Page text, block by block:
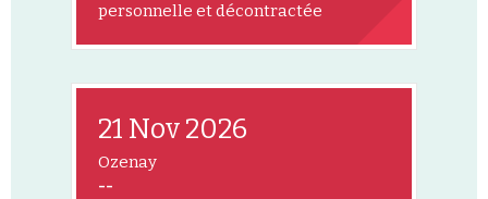
personnelle et décontractée
21 Nov 2026
Ozenay
--